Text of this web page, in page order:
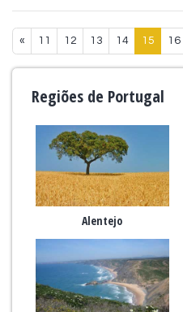
« 11 12 13 14 15 16
Regiões de Portugal
Alentejo